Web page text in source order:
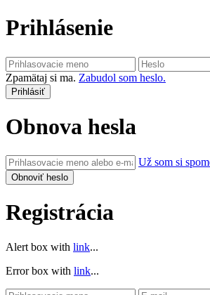
Prihlásenie
Zpamätaj si ma. Zabudol som heslo.
Obnova hesla
Už som si
Registrácia
Alert box with link...
Error box with link...